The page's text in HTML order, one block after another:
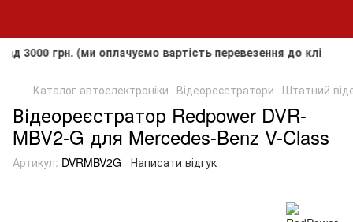
(ми оплачуємо вартість перевезення до клієнта,
Каталог автоелектроніки Відеореєстратори Штатний
Відеореєстратор Redpower DVR-
MBV2-G для Mercedes-Benz V-Class
Артикул: DVRMBV2G Написати відгук